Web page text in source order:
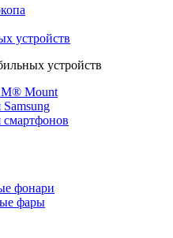
устройств
устройств
Mount
смартфонов
фонари
фары